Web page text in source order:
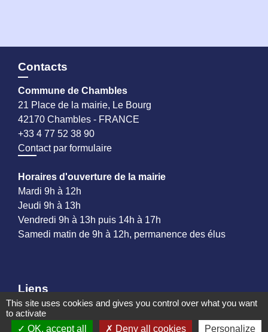
Contacts
Commune de Chambles
21 Place de la mairie, Le Bourg
42170 Chambles - FRANCE
+33 4 77 52 38 90
Contact par formulaire
Horaires d'ouverture de la mairie
Mardi 9h à 12h
Jeudi 9h à 13h
Vendredi 9h à 13h puis 14h à 17h
Samedi matin de 9h à 12h, permanence des élus
Liens
Mentions légales
Plan du site
This site uses cookies and gives you control over what you want
to activate
OK, accept all
Deny all cookies Personalize